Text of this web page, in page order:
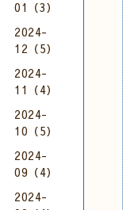
01（3）
2024-
12（5）
2024-
11（4）
2024-
10（5）
2024-
09（4）
2024-